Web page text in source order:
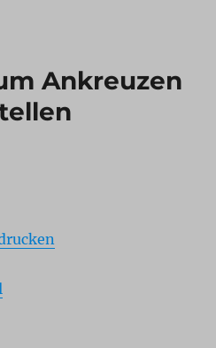
Ankreuzen